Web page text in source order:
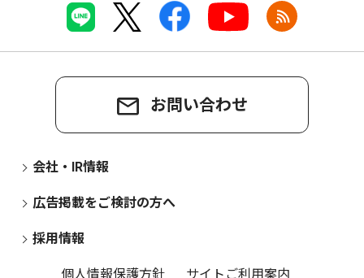
お問い合わせ
会社・IR情報
広告掲載をご検討の方へ
採用情報
個人情報保護方針
サイトご利用案内